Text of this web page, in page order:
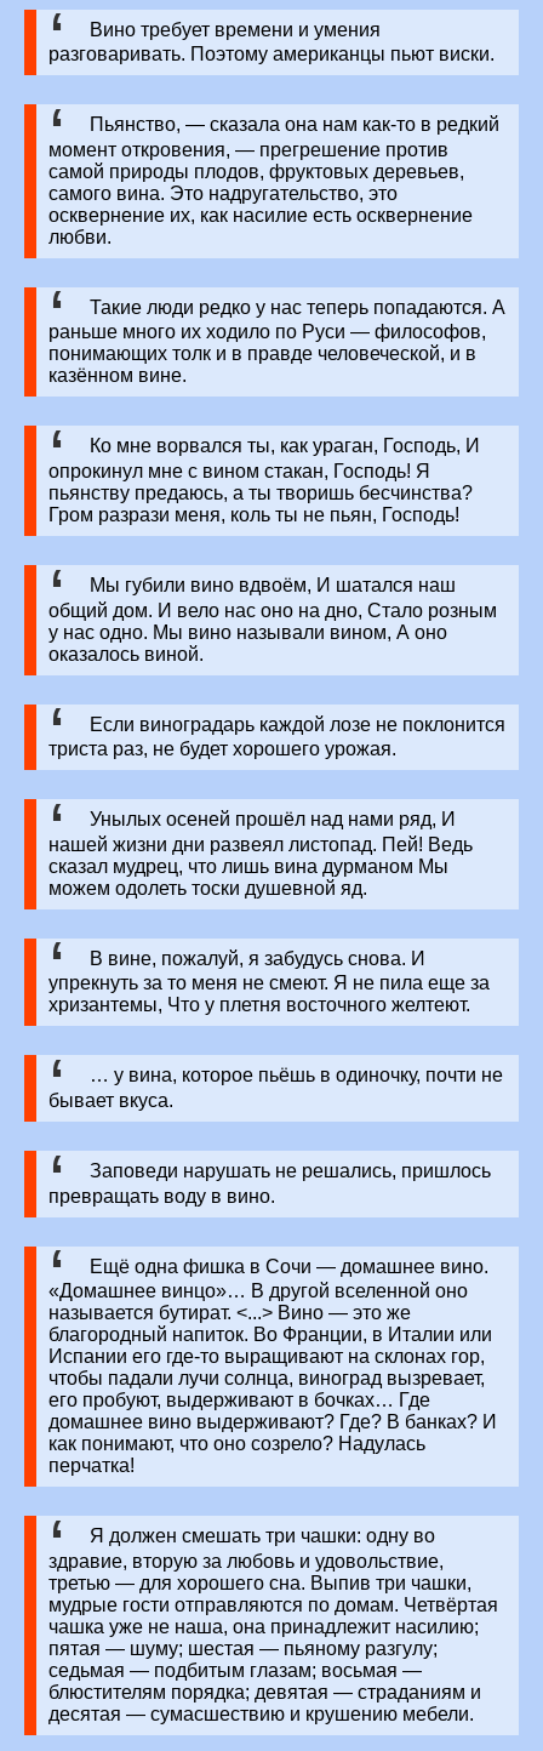
Вино требует времени и умения
разговаривать. Поэтому американцы пьют виски.
Пьянство, — сказала она нам как-то в редкий
момент откровения, — прегрешение против
самой природы плодов, фруктовых деревьев,
самого вина. Это надругательство, это
осквернение их, как насилие есть осквернение
любви.
Такие люди редко у нас теперь попадаются. А
раньше много их ходило по Руси — философов,
понимающих толк и в правде человеческой, и в
казённом вине.
Ко мне ворвался ты, как ураган, Господь, И
опрокинул мне с вином стакан, Господь! Я
пьянству предаюсь, а ты творишь бесчинства?
Гром разрази меня, коль ты не пьян, Господь!
Мы губили вино вдвоём, И шатался наш
общий дом. И вело нас оно на дно, Стало розным
у нас одно. Мы вино называли вином, А оно
оказалось виной.
Если виноградарь каждой лозе не поклонится
триста раз, не будет хорошего урожая.
Унылых осеней прошёл над нами ряд, И
нашей жизни дни развеял листопад. Пей! Ведь
сказал мудрец, что лишь вина дурманом Мы
можем одолеть тоски душевной яд.
В вине, пожалуй, я забудусь снова. И
упрекнуть за то меня не смеют. Я не пила еще за
хризантемы, Что у плетня восточного желтеют.
… у вина, которое пьёшь в одиночку, почти не
бывает вкуса.
Заповеди нарушать не решались, пришлось
превращать воду в вино.
Ещё одна фишка в Сочи — домашнее вино.
«Домашнее винцо»… В другой вселенной оно
называется бутират. <...> Вино — это же
благородный напиток. Во Франции, в Италии или
Испании его где-то выращивают на склонах гор,
чтобы падали лучи солнца, виноград вызревает,
его пробуют, выдерживают в бочках… Где
домашнее вино выдерживают? Где? В банках? И
как понимают, что оно созрело? Надулась
перчатка!
Я должен смешать три чашки: одну во
здравие, вторую за любовь и удовольствие,
третью — для хорошего сна. Выпив три чашки,
мудрые гости отправляются по домам. Четвёртая
чашка уже не наша, она принадлежит насилию;
пятая — шуму; шестая — пьяному разгулу;
седьмая — подбитым глазам; восьмая —
блюстителям порядка; девятая — страданиям и
десятая — сумасшествию и крушению мебели.